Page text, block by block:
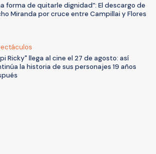
forma de quitarle dignidad”: El descargo de
Miranda por cruce entre Campillai y Flores
Ricky" llega al cine el 27 de agosto: así
la historia de sus personajes 19 años